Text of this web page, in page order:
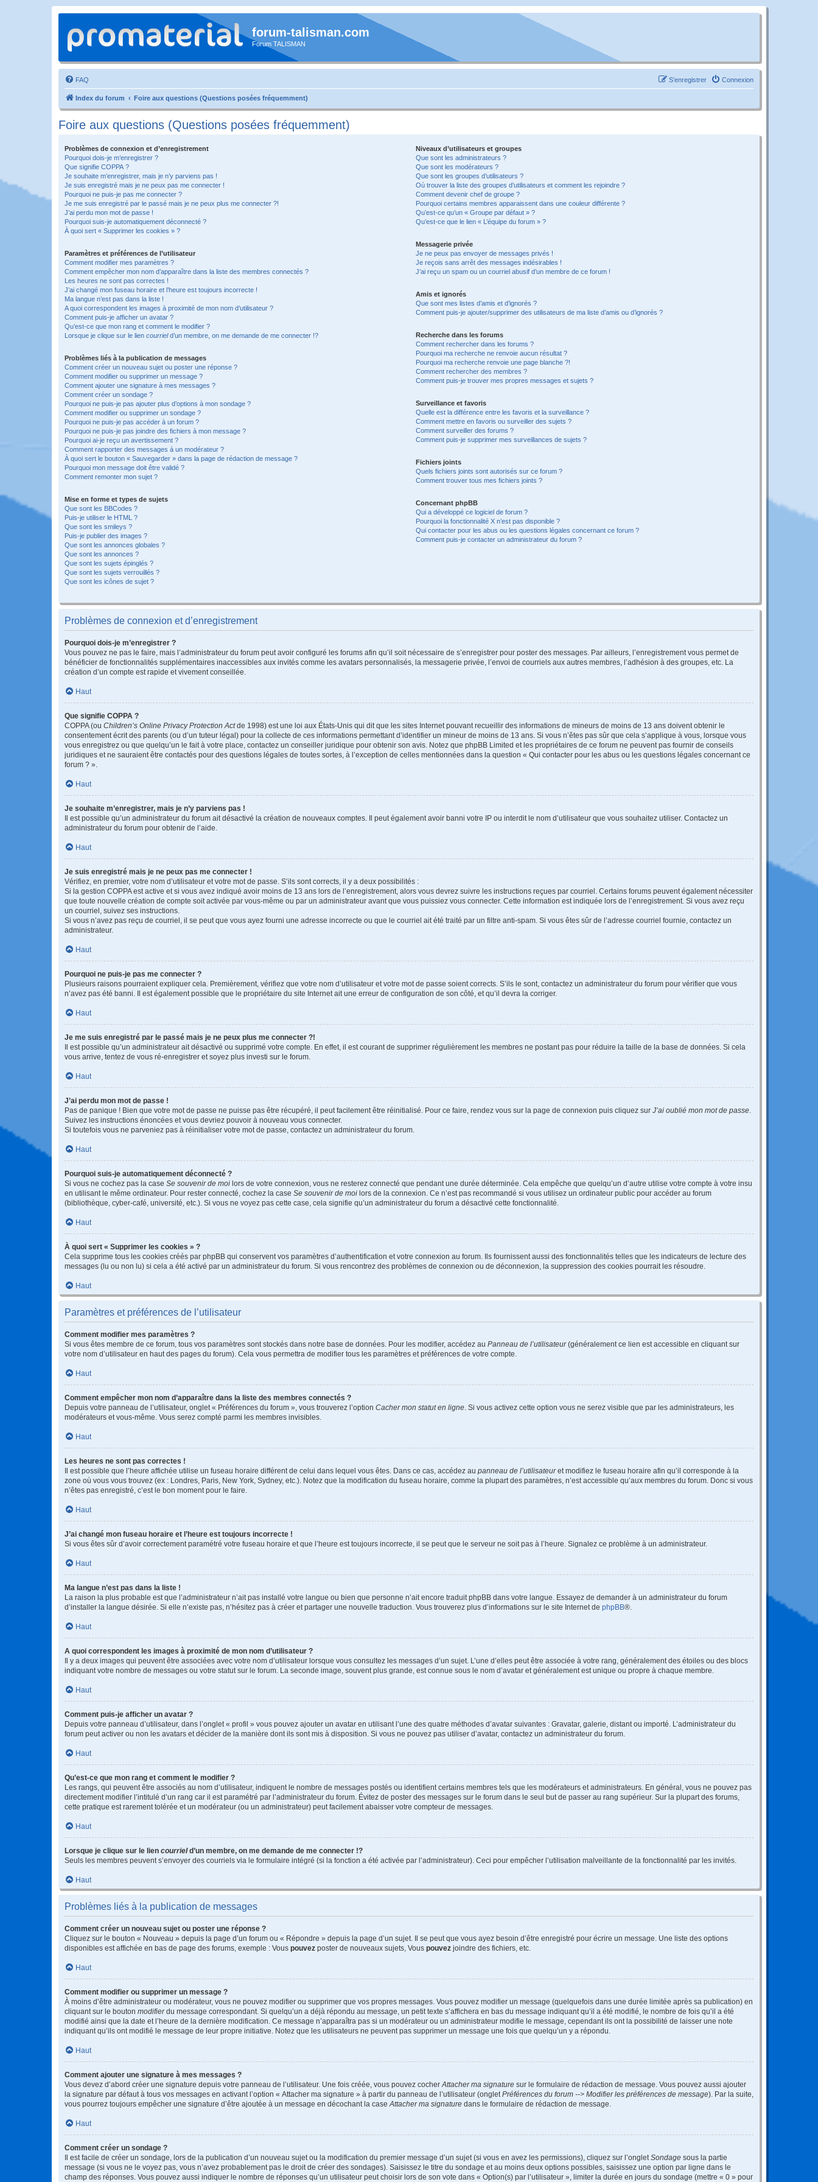
forum-talisman.com
Forum TALISMAN
FAQ Connexion
S’enregistrer
Index du forum Foire aux questions (Questions posées fréquemment)
Foire aux questions (Questions posées fréquemment)
Problèmes de connexion et d’enregistrement
Pourquoi dois-je m’enregistrer ?
Que signifie COPPA ?
Je souhaite m’enregistrer, mais je n’y parviens pas !
Je suis enregistré mais je ne peux pas me connecter !
Pourquoi ne puis-je pas me connecter ?
Je me suis enregistré par le passé mais je ne peux plus me connecter ?!
J’ai perdu mon mot de passe !
Pourquoi suis-je automatiquement déconnecté ?
À quoi sert « Supprimer les cookies » ?
Paramètres et préférences de l’utilisateur
Comment modifier mes paramètres ?
Comment empêcher mon nom d’apparaître dans la liste des membres connectés ?
Les heures ne sont pas correctes !
J’ai changé mon fuseau horaire et l’heure est toujours incorrecte !
Ma langue n’est pas dans la liste !
A quoi correspondent les images à proximité de mon nom d’utilisateur ?
Comment puis-je afficher un avatar ?
Qu’est-ce que mon rang et comment le modifier ?
Lorsque je clique sur le lien courrield’un membre, on me demande de me connecter !?
Problèmes liés à la publication de messages
Comment créer un nouveau sujet ou poster une réponse ?
Comment modifier ou supprimer un message ?
Comment ajouter une signature à mes messages ?
Comment créer un sondage ?
Pourquoi ne puis-je pas ajouter plus d’options à mon sondage ?
Comment modifier ou supprimer un sondage ?
Pourquoi ne puis-je pas accéder à un forum ?
Pourquoi ne puis-je pas joindre des fichiers à mon message ?
Pourquoi ai-je reçu un avertissement ?
Comment rapporter des messages à un modérateur ?
À quoi sert le bouton « Sauvegarder » dans la page de rédaction de message ?
Pourquoi mon message doit être validé ?
Comment remonter mon sujet ?
Mise en forme et types de sujets
Que sont les BBCodes ?
Puis-je utiliser le HTML ?
Que sont les smileys ?
Puis-je publier des images ?
Que sont les annonces globales ?
Que sont les annonces ?
Que sont les sujets épinglés ?
Que sont les sujets verrouillés ?
Que sont les icônes de sujet ?
Niveaux d’utilisateurs et groupes
Que sont les administrateurs ?
Que sont les modérateurs ?
Que sont les groupes d’utilisateurs ?
Où trouver la liste des groupes d’utilisateurs et comment les rejoindre ?
Comment devenir chef de groupe ?
Pourquoi certains membres apparaissent dans une couleur différente ?
Qu’est-ce qu’un « Groupe par défaut » ?
Qu’est-ce que le lien « L’équipe du forum » ?
Messagerie privée
Je ne peux pas envoyer de messages privés !
Je reçois sans arrêt des messages indésirables !
J’ai reçu un spam ou un courriel abusif d’un membre de ce forum !
Amis et ignorés
Que sont mes listes d’amis et d’ignorés ?
Comment puis-je ajouter/supprimer des utilisateurs de ma liste d’amis ou d’ignorés ?
Recherche dans les forums
Comment rechercher dans les forums ?
Pourquoi ma recherche ne renvoie aucun résultat ?
Pourquoi ma recherche renvoie une page blanche ?!
Comment rechercher des membres ?
Comment puis-je trouver mes propres messages et sujets ?
Surveillance et favoris
Quelle est la différence entre les favoris et la surveillance ?
Comment mettre en favoris ou surveiller des sujets ?
Comment surveiller des forums ?
Comment puis-je supprimer mes surveillances de sujets ?
Fichiers joints
Quels fichiers joints sont autorisés sur ce forum ?
Comment trouver tous mes fichiers joints ?
Concernant phpBB
Qui a développé ce logiciel de forum ?
Pourquoi la fonctionnalité X n’est pas disponible ?
Qui contacter pour les abus ou les questions légales concernant ce forum ?
Comment puis-je contacter un administrateur du forum ?
Problèmes de connexion et d’enregistrement
Pourquoi dois-je m’enregistrer ?
Vous pouvez ne pas le faire, mais l’administrateur du forum peut avoir configuré les forums afin qu’il soit nécessaire de s’enregistrer pour poster des messages. Par ailleurs, l’enregistrement vous permet de
bénéficier de fonctionnalités supplémentaires inaccessibles aux invités comme les avatars personnalisés, la messagerie privée, l’envoi de courriels aux autres membres, l’adhésion à des groupes, etc. La
création d’un compte est rapide et vivement conseillée.
Haut
Que signifie COPPA ?
COPPA (ou Children’s Online Privacy Protection Actde 1998) est une loi aux États-Unis qui dit que les sites Internet pouvant recueillir des informations de mineurs de moins de 13 ans doivent obtenir le
consentement écrit des parents (ou d’un tuteur légal) pour la collecte de ces informations permettant d’identifier un mineur de moins de 13 ans. Si vous n’êtes pas sûr que cela s’applique à vous, lorsque vous
vous enregistrez ou que quelqu’un le fait à votre place, contactez un conseiller juridique pour obtenir son avis. Notez que phpBB Limited et les propriétaires de ce forum ne peuvent pas fournir de conseils
juridiques et ne sauraient être contactés pour des questions légales de toutes sortes, à l’exception de celles mentionnées dans la question « Qui contacter pour les abus ou les questions légales concernant ce
forum ? ».
Haut
Je souhaite m’enregistrer, mais je n’y parviens pas !
Il est possible qu’un administrateur du forum ait désactivé la création de nouveaux comptes. Il peut également avoir banni votre IP ou interdit le nom d’utilisateur que vous souhaitez utiliser. Contactez un
administrateur du forum pour obtenir de l’aide.
Haut
Je suis enregistré mais je ne peux pas me connecter !
Vérifiez, en premier, votre nom d’utilisateur et votre mot de passe. S’ils sont corrects, il y a deux possibilités :
Si la gestion COPPA est active et si vous avez indiqué avoir moins de 13 ans lors de l’enregistrement, alors vous devrez suivre les instructions reçues par courriel. Certains forums peuvent également nécessiter
que toute nouvelle création de compte soit activée par vous-même ou par un administrateur avant que vous puissiez vous connecter. Cette information est indiquée lors de l’enregistrement. Si vous avez reçu
un courriel, suivez ses instructions.
Si vous n’avez pas reçu de courriel, il se peut que vous ayez fourni une adresse incorrecte ou que le courriel ait été traité par un filtre anti-spam. Si vous êtes sûr de l’adresse courriel fournie, contactez un
administrateur.
Haut
Pourquoi ne puis-je pas me connecter ?
Plusieurs raisons pourraient expliquer cela. Premièrement, vérifiez que votre nom d’utilisateur et votre mot de passe soient corrects. S’ils le sont, contactez un administrateur du forum pour vérifier que vous
n’avez pas été banni. Il est également possible que le propriétaire du site Internet ait une erreur de configuration de son côté, et qu’il devra la corriger.
Haut
Je me suis enregistré par le passé mais je ne peux plus me connecter ?!
Il est possible qu’un administrateur ait désactivé ou supprimé votre compte. En effet, il est courant de supprimer régulièrement les membres ne postant pas pour réduire la taille de la base de données. Si cela
vous arrive, tentez de vous ré-enregistrer et soyez plus investi sur le forum.
Haut
J’ai perdu mon mot de passe !
Pas de panique ! Bien que votre mot de passe ne puisse pas être récupéré, il peut facilement être réinitialisé. Pour ce faire, rendez vous sur la page de connexion puis cliquez sur J’ai oublié mon mot de passe
Suivez les instructions énoncées et vous devriez pouvoir à nouveau vous connecter.
Si toutefois vous ne parveniez pas à réinitialiser votre mot de passe, contactez un administrateur du forum.
Haut
Pourquoi suis-je automatiquement déconnecté ?
Si vous ne cochez pas la case Se souvenir de moi lors de votre connexion, vous ne resterez connecté que pendant une durée déterminée. Cela empêche que quelqu’un d’autre utilise votre compte à votre insu
en utilisant le même ordinateur. Pour rester connecté, cochez la case Se souvenir de moi lors de la connexion. Ce n’est pas recommandé si vous utilisez un ordinateur public pour accéder au forum
(bibliothèque, cyber-café, université, etc.). Si vous ne voyez pas cette case, cela signifie qu’un administrateur du forum a désactivé cette fonctionnalité.
Haut
À quoi sert « Supprimer les cookies » ?
Cela supprime tous les cookies créés par phpBB qui conservent vos paramètres d’authentification et votre connexion au forum. Ils fournissent aussi des fonctionnalités telles que les indicateurs de lecture des
messages (lu ou non lu) si cela a été activé par un administrateur du forum. Si vous rencontrez des problèmes de connexion ou de déconnexion, la suppression des cookies pourrait les résoudre.
Haut
Paramètres et préférences de l’utilisateur
Comment modifier mes paramètres ?
Si vous êtes membre de ce forum, tous vos paramètres sont stockés dans notre base de données. Pour les modifier, accédez au Panneau de l’utilisateur(généralement ce lien est accessible en cliquant sur
votre nom d’utilisateur en haut des pages du forum). Cela vous permettra de modifier tous les paramètres et préférences de votre compte.
Haut
Comment empêcher mon nom d’apparaître dans la liste des membres connectés ?
Depuis votre panneau de l’utilisateur, onglet « Préférences du forum », vous trouverez l’option Cacher mon statut en ligne . Si vous activez cette option vous ne serez visible que par les administrateurs, les
modérateurs et vous-même. Vous serez compté parmi les membres invisibles.
Haut
Les heures ne sont pas correctes !
Il est possible que l’heure affichée utilise un fuseau horaire différent de celui dans lequel vous êtes. Dans ce cas, accédez au panneau de l’utilisateuret modifiez le fuseau horaire afin qu’il corresponde à la
zone où vous vous trouvez (ex : Londres, Paris, New York, Sydney, etc.). Notez que la modification du fuseau horaire, comme la plupart des paramètres, n’est accessible qu’aux membres du forum. Donc si vous
n’êtes pas enregistré, c’est le bon moment pour le faire.
Haut
J’ai changé mon fuseau horaire et l’heure est toujours incorrecte !
Si vous êtes sûr d’avoir correctement paramétré votre fuseau horaire et que l’heure est toujours incorrecte, il se peut que le serveur ne soit pas à l’heure. Signalez ce problème à un administrateur.
Haut
Ma langue n’est pas dans la liste !
La raison la plus probable est que l’administrateur n’ait pas installé votre langue ou bien que personne n’ait encore traduit phpBB dans votre langue. Essayez de demander à un administrateur du forum
d’installer la langue désirée. Si elle n’existe pas, n’hésitez pas à créer et partager une nouvelle traduction. Vous trouverez plus d’informations sur le site Internet de phpBB®.
Haut
A quoi correspondent les images à proximité de mon nom d’utilisateur ?
Il y a deux images qui peuvent être associées avec votre nom d’utilisateur lorsque vous consultez les messages d’un sujet. L’une d’elles peut être associée à votre rang, généralement des étoiles ou des blocs
indiquant votre nombre de messages ou votre statut sur le forum. La seconde image, souvent plus grande, est connue sous le nom d’avatar et généralement est unique ou propre à chaque membre.
Haut
Comment puis-je afficher un avatar ?
Depuis votre panneau d’utilisateur, dans l’onglet « profil » vous pouvez ajouter un avatar en utilisant l’une des quatre méthodes d’avatar suivantes : Gravatar, galerie, distant ou importé. L’administrateur du
forum peut activer ou non les avatars et décider de la manière dont ils sont mis à disposition. Si vous ne pouvez pas utiliser d’avatar, contactez un administrateur du forum.
Haut
Qu’est-ce que mon rang et comment le modifier ?
Les rangs, qui peuvent être associés au nom d’utilisateur, indiquent le nombre de messages postés ou identifient certains membres tels que les modérateurs et administrateurs. En général, vous ne pouvez pas
directement modifier l’intitulé d’un rang car il est paramétré par l’administrateur du forum. Évitez de poster des messages sur le forum dans le seul but de passer au rang supérieur. Sur la plupart des forums,
cette pratique est rarement tolérée et un modérateur (ou un administrateur) peut facilement abaisser votre compteur de messages.
Haut
Lorsque je clique sur le lien courrield’un membre, on me demande de me connecter !?
Seuls les membres peuvent s’envoyer des courriels via le formulaire intégré (si la fonction a été activée par l’administrateur). Ceci pour empêcher l’utilisation malveillante de la fonctionnalité par les invités.
Haut
Problèmes liés à la publication de messages
Comment créer un nouveau sujet ou poster une réponse ?
Cliquez sur le bouton « Nouveau » depuis la page d’un forum ou « Répondre » depuis la page d’un sujet. Il se peut que vous ayez besoin d’être enregistré pour écrire un message. Une liste des options
disponibles est affichée en bas de page des forums, exemple : Vous pouvez poster de nouveaux sujets, Vous pouvez joindre des fichiers, etc.
Haut
Comment modifier ou supprimer un message ?
À moins d’être administrateur ou modérateur, vous ne pouvez modifier ou supprimer que vos propres messages. Vous pouvez modifier un message (quelquefois dans une durée limitée après sa publication) en
cliquant sur le bouton modifierdu message correspondant. Si quelqu’un a déjà répondu au message, un petit texte s’affichera en bas du message indiquant qu’il a été modifié, le nombre de fois qu’il a été
modifié ainsi que la date et l’heure de la dernière modification. Ce message n’apparaîtra pas si un modérateur ou un administrateur modifie le message, cependant ils ont la possibilité de laisser une note
indiquant qu’ils ont modifié le message de leur propre initiative. Notez que les utilisateurs ne peuvent pas supprimer un message une fois que quelqu’un y a répondu.
Haut
Comment ajouter une signature à mes messages ?
Vous devez d’abord créer une signature depuis votre panneau de l’utilisateur. Une fois créée, vous pouvez cocher Attacher ma signature sur le formulaire de rédaction de message. Vous pouvez aussi ajouter
la signature par défaut à tous vos messages en activant l’option « Attacher ma signature » à partir du panneau de l’utilisateur (onglet Préférences du forum --> Modifier les préférences de message). Par la suite,
vous pourrez toujours empêcher une signature d’être ajoutée à un message en décochant la case Attacher ma signature dans le formulaire de rédaction de message.
Haut
Comment créer un sondage ?
Il est facile de créer un sondage, lors de la publication d’un nouveau sujet ou la modification du premier message d’un sujet (si vous en avez les permissions), cliquez sur l’onglet Sondage sous la partie
message (si vous ne le voyez pas, vous n’avez probablement pas le droit de créer des sondages). Saisissez le titre du sondage et au moins deux options possibles, saisissez une option par ligne dans le
champ des réponses. Vous pouvez aussi indiquer le nombre de réponses qu’un utilisateur peut choisir lors de son vote dans « Option(s) par l’utilisateur », limiter la durée en jours du sondage (mettre « 0 » pour